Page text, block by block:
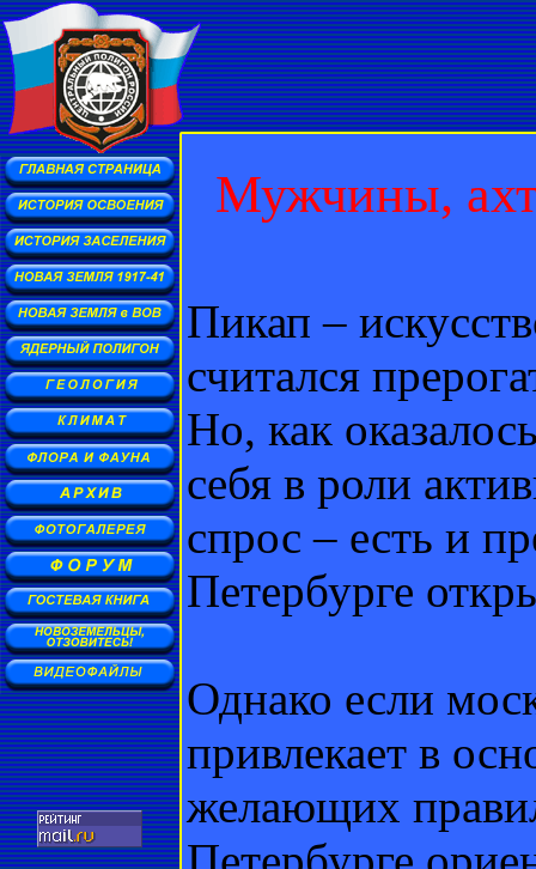
Мужчины,
Пикап –
считался
Но, как
себя в роли
спрос – есть и
Петербурге
Однако если
привлекает в
желающих